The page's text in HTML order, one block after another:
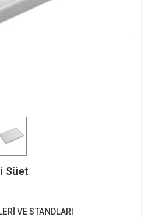
Süet
VE STANDLARI